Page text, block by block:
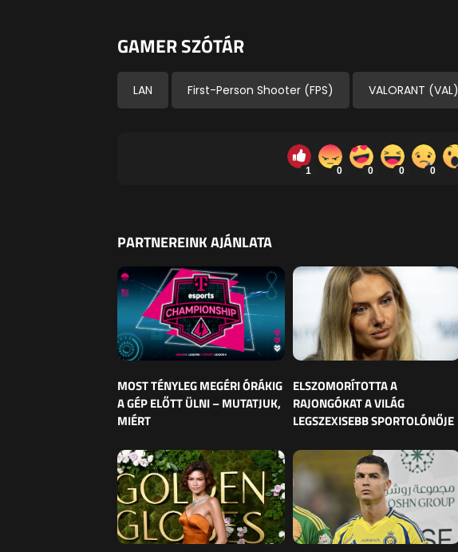
GAMER SZÓTÁR
LAN First-Person Shooter (FPS) VALORANT (VAL)
1 0 0 0 0
PARTNEREINK AJÁNLATA
MOST TÉNYLEG MEGÉRI ÓRÁKIG
A GÉP ELŐTT ÜLNI – MUTATJUK,
MIÉRT
ELSZOMORÍTOTTA A
RAJONGÓKAT A VILÁG
LEGSZEXISEBB SPORTOLÓNŐJE